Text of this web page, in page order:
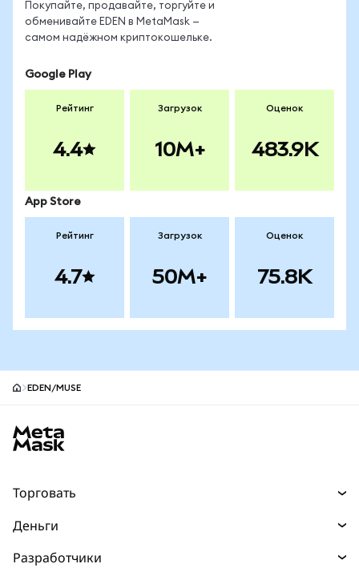
Покупайте, продавайте, торгуйте и
обменивайте EDEN в MetaMask —
самом надёжном криптокошельке.
Google Play
Рейтинг
4.4
Загрузок
10M+
Оценок
483.9K
App Store
Рейтинг
4.7
Загрузок
50M+
Оценок
75.8K
EDEN/MUSE
Торговать
Прогнозы
Деньги
Разработчики